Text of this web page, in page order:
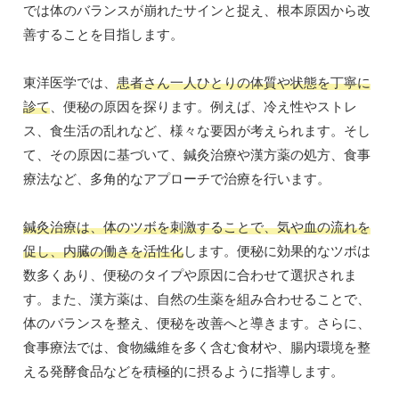
では体のバランスが崩れたサインと捉え、根本原因から改
善することを目指します。
東洋医学では、 患者さん一人ひとりの体質や状態を丁寧に
診て、便秘の原因を探ります。例えば、冷え性やストレ
ス、食生活の乱れなど、様々な要因が考えられます。そし
て、その原因に基づいて、鍼灸治療や漢方薬の処方、食事
療法など、多角的なアプローチで治療を行います。
鍼灸治療は、体のツボを刺激することで、気や血の流れを
促し、内臓の働きを活性化します。便秘に効果的なツボは
数多くあり、便秘のタイプや原因に合わせて選択されま
す。また、漢方薬は、自然の生薬を組み合わせることで、
体のバランスを整え、便秘を改善へと導きます。さらに、
食事療法では、食物繊維を多く含む食材や、腸内環境を整
える発酵食品などを積極的に摂るように指導します。